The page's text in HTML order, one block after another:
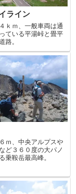
ライン
ｋｍ、一般車両は通
ている平湯峠と畳平
路。
ｍ、中央アルプスや
ど３６０度の大パノ
乗鞍岳最高峰。